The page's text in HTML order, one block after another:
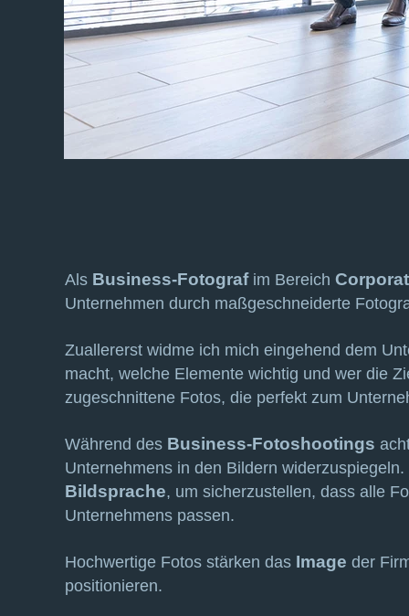
Als Business-Fotografim Bereich
Unternehmen durch maßgeschneiderte
Zuallererst widme ich mich eingehend dem
macht, welche Elemente wichtig und wer die
zugeschnittene Fotos, die perfekt zum
Während des Business-Fotoshootings
Unternehmens in den Bildern
Bildsprache, um sicherzustellen, dass alle
Unternehmens passen.
Hochwertige Fotos stärken das Image der
positionieren.